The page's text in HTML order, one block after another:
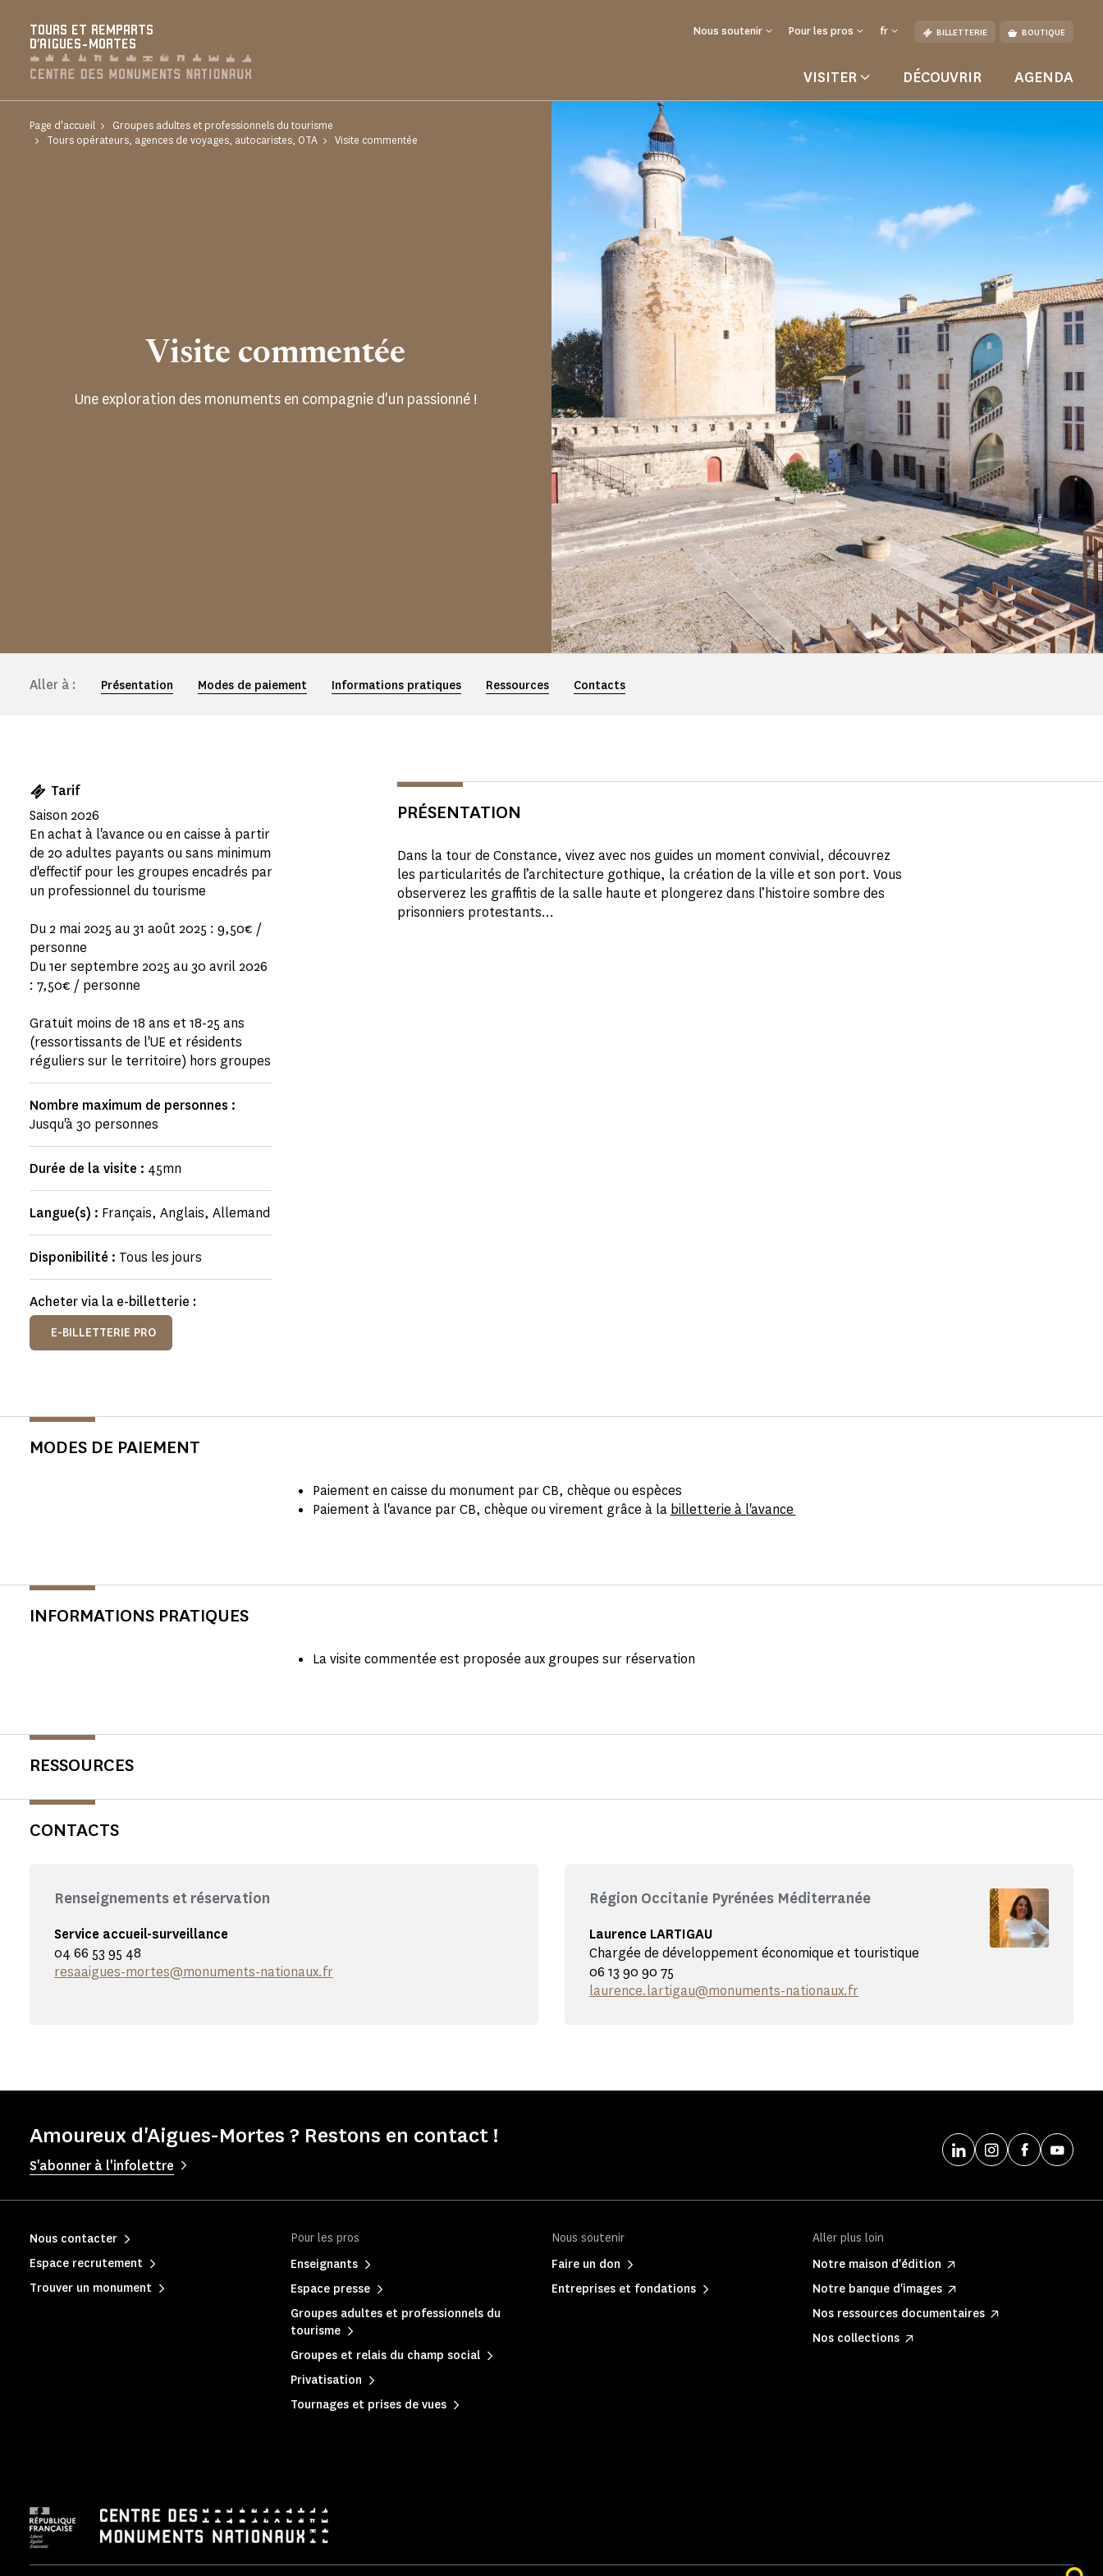
TOURS ET REMPARTS
D'AIGUES-MORTES
Nous soutenir Pour les pros fr BILLETTERIE BOUTIQUE
VISITER DÉCOUVRIR AGENDA
Page d'accueil
Groupes adultes et professionnels du tourisme
Tours opérateurs, agences de voyages, autocaristes, OTA
Visite commentée
Visite commentée
Une exploration des monuments en compagnie d'un passionné !
Aller à : Présentation Modes de paiement Informations pratiques Ressources Contacts
Tarif
Saison 2026
En achat à l'avance ou en caisse à partir
de 20 adultes payants ou sans minimum
d'effectif pour les groupes encadrés par
un professionnel du tourisme
Du 2 mai 2025 au 31 août 2025 : 9,50€ /
personne
Du 1er septembre 2025 au 30 avril 2026
: 7,50€ / personne
Gratuit moins de 18 ans et 18-25 ans
(ressortissants de l'UE et résidents
réguliers sur le territoire) hors groupes
Nombre maximum de personnes :
Jusqu'à 30 personnes
Durée de la visite : 45mn
Langue(s) : Français, Anglais, Allemand
Disponibilité : Tous les jours
Acheter via la e-billetterie :
E-BILLETTERIE PRO
PRÉSENTATION
Dans la tour de Constance, vivez avec nos guides un moment convivial, découvrez
les particularités de l’architecture gothique, la création de la ville et son port. Vous
observerez les graffitis de la salle haute et plongerez dans l’histoire sombre des
prisonniers protestants...
MODES DE PAIEMENT
Paiement en caisse du monument par CB, chèque ou espèces
Paiement à l'avance par CB, chèque ou virement grâce à la billetterie à l'avance
INFORMATIONS PRATIQUES
La visite commentée est proposée aux groupes sur réservation
RESSOURCES
CONTACTS
Renseignements et réservation
Service accueil-surveillance
04 66 53 95 48
resaaigues-mortes@monuments-nationaux.fr
Région Occitanie Pyrénées Méditerranée
Laurence LARTIGAU
Chargée de développement économique et touristique
06 13 90 90 75
laurence.lartigau@monuments-nationaux.fr
Amoureux d'Aigues-Mortes ? Restons en contact !
S'abonner à l'infolettre
Pour les pros
Enseignants
Espace presse
Groupes adultes et professionnels du
tourisme
Groupes et relais du champ social
Privatisation
Tournages et prises de vues
Nous soutenir
Faire un don
Entreprises et fondations
Aller plus loin
Notre maison d'édition
Notre banque d'images
Nos ressources documentaires
Nos collections
Nous contacter
Espace recrutement
Trouver un monument